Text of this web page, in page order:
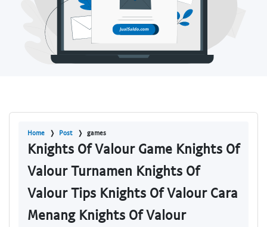
Home Post games
Knights Of Valour Game Knights Of
Valour Turnamen Knights Of
Valour Tips Knights Of Valour Cara
Menang Knights Of Valour